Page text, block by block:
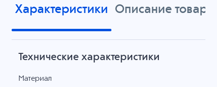
Характеристики Описание товара
Технические характеристики
Материал